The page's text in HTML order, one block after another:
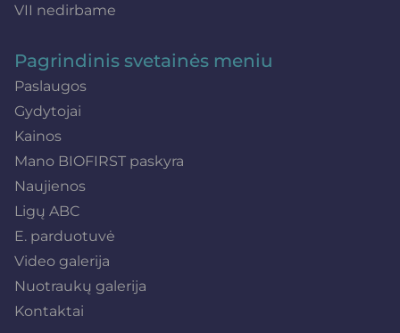
VII nedirbame
Pagrindinis svetainės meniu
Paslaugos
Gydytojai
Kainos
Mano BIOFIRST paskyra
Naujienos
Ligų ABC
E. parduotuvė
Video galerija
Nuotraukų galerija
Kontaktai